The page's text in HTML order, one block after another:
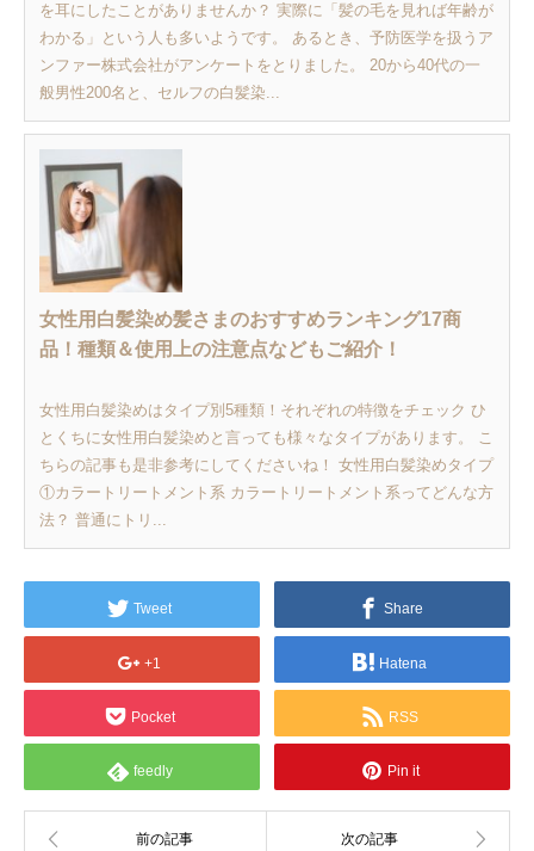
を耳にしたことがありませんか？ 実際に「髪の毛を見れば年齢が
わかる」という人も多いようです。 あるとき、予防医学を扱うア
ンファー株式会社がアンケートをとりました。 20から40代の一
般男性200名と、セルフの白髪染...
女性用白髪染め髪さまのおすすめランキング17商
品！種類＆使用上の注意点などもご紹介！
女性用白髪染めはタイプ別5種類！それぞれの特徴をチェック ひ
とくちに女性用白髪染めと言っても様々なタイプがあります。 こ
ちらの記事も是非参考にしてくださいね！ 女性用白髪染めタイプ
①カラートリートメント系 カラートリートメント系ってどんな方
法？ 普通にトリ...
Tweet Share
+1 Hatena
Pocket RSS
feedly Pin it